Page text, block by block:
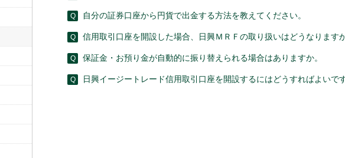
自分の証券口座から円貨で出金する方法を教えてください。
信用取引口座を開設した場合、日興ＭＲＦの取り扱いはどうなりますか
保証金・お預り金が自動的に振り替えられる場合はありますか。
日興イージートレード信用取引口座を開設するにはどうすればよいです